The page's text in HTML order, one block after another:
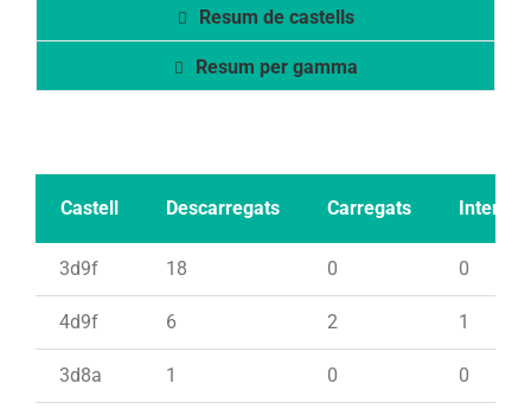
Resum de castells
Resum per gamma
Castell Descarregats Carregats Intents
3d9f 18 0 0
4d9f 6 2 1
3d8a 1 0 0